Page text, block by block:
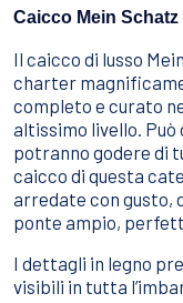
Caicco Mein
Il caicco di lusso
charter
completo e curato
altissimo livello.
potranno godere di
caicco di questa
arredate con gusto,
ponte ampio,
I dettagli in legno
visibili in tutta